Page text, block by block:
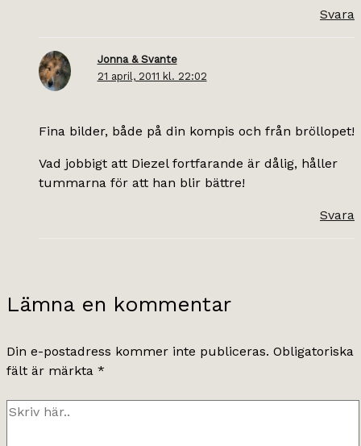
Svara
Jonna & Svante
21 april, 2011 kl. 22:02
Fina bilder, både på din kompis och från bröllopet!
Vad jobbigt att Diezel fortfarande är dålig, håller
tummarna för att han blir bättre!
Svara
Lämna en kommentar
Din e-postadress kommer inte publiceras. Obligatoriska
fält är märkta *
Skriv